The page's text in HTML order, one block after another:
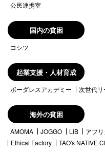
公民連携室
国内の貧困
コシツ
起業支援・人材育成
ボーダレスアカデミー 次世代リ
海外の貧困
AMOMA JOGGO LIB アフ
Ethical Factory
TAO's NATIVE